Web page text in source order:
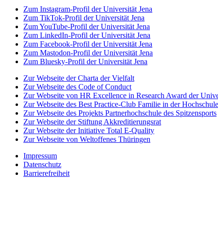
Zum Instagram-Profil der Universität Jena
Zum TikTok-Profil der Universität Jena
Zum YouTube-Profil der Universität Jena
Zum LinkedIn-Profil der Universität Jena
Zum Facebook-Profil der Universität Jena
Zum Mastodon-Profil der Universität Jena
Zum Bluesky-Profil der Universität Jena
Zur Webseite der Charta der Vielfalt
Zur Webseite des Code of Conduct
Zur Webseite von HR Excellence in Research Award der
Zur Webseite des Best Practice-Club Familie in der Hochschule
Zur Webseite des Projekts Partnerhochschule des Spitzensports
Zur Webseite der Stiftung Akkreditierungsrat
Zur Webseite der Initiative Total E-Quality
Zur Webseite von Weltoffenes Thüringen
Impressum
Datenschutz
Barrierefreiheit